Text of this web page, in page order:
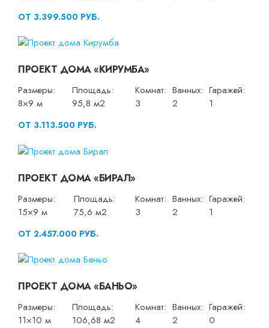
ОТ 3.399.500 РУБ.
ПРОЕКТ ДОМА «КИРУМБА»
Размеры:
8×9 м
Площадь:
95,8 м2
Комнат:
3
Ванных:
2
Гаражей:
1
ОТ 3.113.500 РУБ.
ПРОЕКТ ДОМА «БИРАЛ»
Размеры:
15×9 м
Площадь:
75,6 м2
Комнат:
3
Ванных:
2
Гаражей:
1
ОТ 2.457.000 РУБ.
ПРОЕКТ ДОМА «БАНЬО»
Размеры:
11×10 м
Площадь:
106,68 м2
Комнат:
4
Ванных:
2
Гаражей:
0